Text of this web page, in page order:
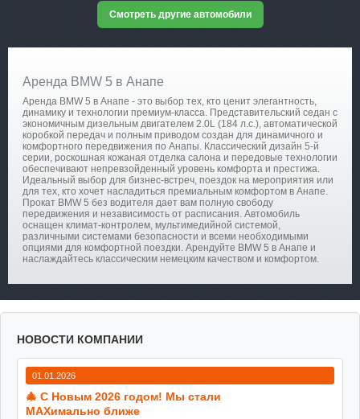
Смотреть другие автомобили
Аренда BMW 5 в Анапе
Аренда BMW 5 в Анапе - это выбор тех, кто ценит элегантность,
динамику и технологии премиум-класса. Представительский седан с
экономичным дизельным двигателем 2.0L (184 л.с.), автоматической
коробкой передач и полным приводом создан для динамичного и
комфортного передвижения по Анапы. Классический дизайн 5-й
серии, роскошная кожаная отделка салона и передовые технологии
обеспечивают непревзойденный уровень комфорта и престижа.
Идеальный выбор для бизнес-встреч, поездок на мероприятия или
для тех, кто хочет насладиться премиальным комфортом в Анапе.
Прокат BMW 5 без водителя дает вам полную свободу
передвижения и независимость от расписания. Автомобиль
оснащен климат-контролем, мультимедийной системой,
различными системами безопасности и всеми необходимыми
опциями для комфортной поездки. Арендуйте BMW 5 в Анапе и
наслаждайтесь классическим немецким качеством и комфортом.
НОВОСТИ КОМПАНИИ
01.01.2026
🎄 С Новым 2026 годом! Мы стали
MAXимально ближе